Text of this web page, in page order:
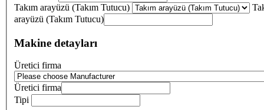
Takım arayüzü (Takım Tutucu)
arayüzü (Takım Tutucu)
Makine detayları
Üretici firma
Üretici firma
Tipi